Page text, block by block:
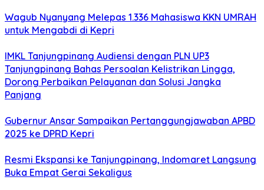
Wagub Nyanyang Melepas 1.336 Mahasiswa KKN UMRAH
untuk Mengabdi di Kepri
IMKL Tanjungpinang Audiensi dengan PLN UP3
Tanjungpinang Bahas Persoalan Kelistrikan Lingga,
Dorong Perbaikan Pelayanan dan Solusi Jangka
Panjang
Gubernur Ansar Sampaikan Pertanggungjawaban APBD
2025 ke DPRD Kepri
Resmi Ekspansi ke Tanjungpinang, Indomaret Langsung
Buka Empat Gerai Sekaligus